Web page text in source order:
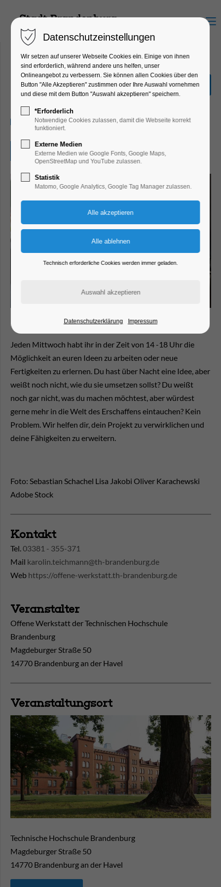
Menu
Open Lab Day
Kinder, Jugend, Mitmach-Aktion, Umwelt
17.09.2025, 14:00–18:00
Eintritt frei
Jeden Mittwoch habt ihr in der Zeit von 14 -18 Uhr die
Möglichkeit an euren Ideen zu arbeiten oder neue
Fertigkeiten zu erlernen. Du hast über Nacht eine Idee, aber
weißt noch nicht, wie du sie umsetzen sollst? Du weißt
noch gar nicht, was du machen möchtest, aber würdest
gerne mehr in die Welt des Erschaffens eintauchen? Kein
Problem. Wir helfen dir, dein Projekt zu verwirklichen und
deine Fähigkeiten zu erweitern.
Foto: Sebastian Schachel Lisa Jakobi Oliver Karachewski
Adobe Stock
Kontakt
Tel.03381 - 355-371
Mail karolin.teichmann@th-brandenburg.de
Web https://offene-werkstatt.th-brandenburg.de
Veranstalter
Offene Werkstatt der Technischen Hochschule
Brandenburg
Magdeburger Straße 50
14770 Brandenburg an der Havel
Veranstaltungsort
Technische Hochschule Brandenburg
Magdeburger Straße 50
14770 Brandenburg an der Havel
Datenschutzeinstellungen
Wir setzen auf unserer Webseite Cookies ein. Einige von ihnen
sind erforderlich, während andere uns helfen, unser
Onlineangebot zu verbessern. Sie können allen Cookies über den
Button "Alle Akzeptieren" zustimmen oder Ihre Auswahl vornehmen
und diese mit dem Button "Auswahl akzeptieren" speichern.
*Erforderlich
Notwendige Cookies zulassen, damit die Webseite korrekt
funktioniert.
Externe Medien
Externe Medien wie Google Fonts, Google Maps,
OpenStreetMap und YouTube zulassen.
Statistik
Matomo, Google Analytics, Google Tag Manager zulassen.
Technisch erforderliche Cookies werden immer geladen.
Datenschutzerklärung Impressum